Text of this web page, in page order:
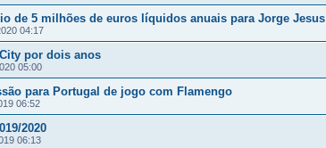
de 5 milhões de euros líquidos anuais para Jorge Jesus
04:17
por dois anos
05:00
para Portugal de jogo com Flamengo
06:52
2020
06:13